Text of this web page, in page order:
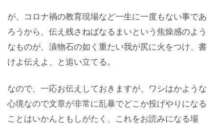
が、コロナ禍の教育現場など一生に一度もない事であ
ろうから、伝え残さねばなるまいという焦燥感のよう
なものが、漬物石の如く重たい我が尻に火をつけ、書
けよ伝えよ、と追い立てる。
なので、一応お伝えしておきますが、ワシはかような
心境なので文章が非常に乱暴でどこか投げやりになる
ことはいかんともしがたく、これをお読みになる場